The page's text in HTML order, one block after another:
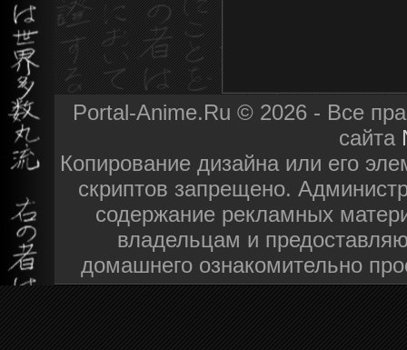
Portal-Anime.Ru © 2026 - Все
сайта
Копирование дизайна или его
скриптов запрещено.
содержание рекламных
владельцам и
домашнего ознакомительно